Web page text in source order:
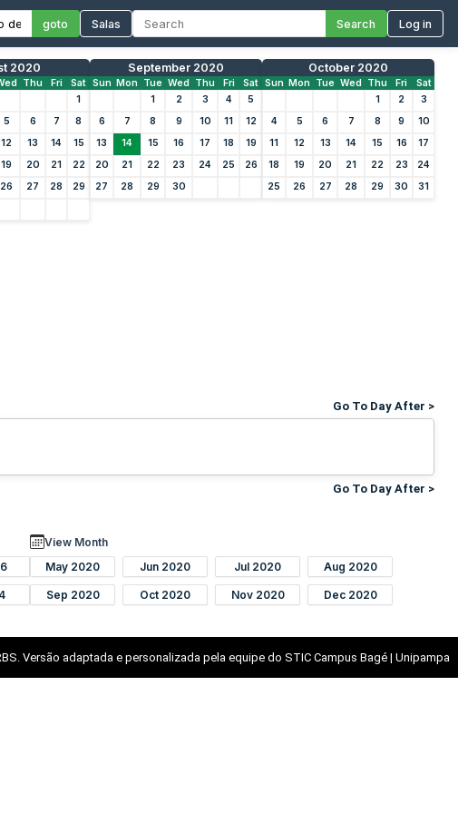
goto Salas Search Log in
2020
Thu Fri
Sat
1
5 6 7
8
12 13 14
15
19 20 21
22
26 27 28
29
September 2020
Sun Mon Tue Wed Thu Fri
Sat
1
2 3 4
5
6
7 8 9 10 11
12
13
14 15 16 17 18
19
20
21 22 23 24 25
26
27
28 29 30
October 2020
Sun Mon Tue Wed Thu Fri
Sat
1
2
3
4
5 6 7 8 9
10
11
12 13 14 15 16
17
18
19 20 21 22 23
24
25
26 27 28 29 30 31
Go To Day After >
Go To Day After >
View Month
May 2020
Jun 2020 Jul 2020 Aug 2020
Sep 2020 Oct 2020 Nov 2020 Dec 2020
Versão adaptada e personalizada pela equipe do STIC Campus Bagé | Unipampa